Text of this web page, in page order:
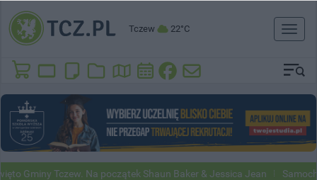
Tczew 22°C
Toggle
Gminy Tczew. Na początek Shaun Baker & Jessica Jean